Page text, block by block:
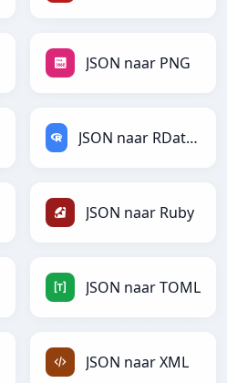
JSON naar PNG
JSON naar RDataFrame
JSON naar Ruby
JSON naar TOML
JSON naar XML